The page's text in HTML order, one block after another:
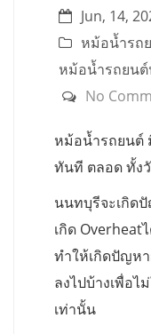
Jun, 14,
หม้อน้ำรถ
หม้อน้ำรถยนต์
No
หม้อน้ำรถยนต์
ทันที ตลอด ทั้ง
นนทบุรีจะเกิด
เกิด
ทำให้เกิดปัญห
ลงไปบ้างเพื่อไ
เท่านั้น